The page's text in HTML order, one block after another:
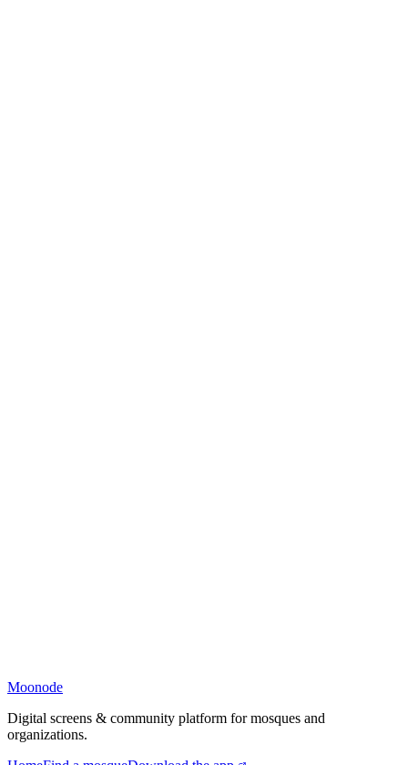
Moonode
Digital screens & community platform for mosques and
organizations.